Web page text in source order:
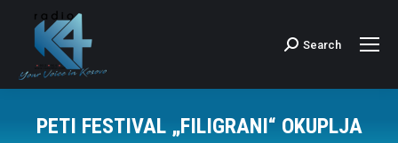
Search:
Search
PETI FESTIVAL „FILIGRANI“ OKUPLJA